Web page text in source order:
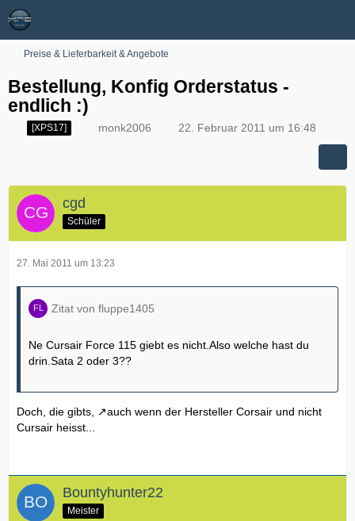
Preise & Lieferbarkeit & Angebote
Bestellung, Konfig Orderstatus -
endlich :)
[XPS17] monk2006 22. Februar 2011 um 16:48
cgd
Schüler
27. Mai 2011 um 13:23
Zitat von fluppe1405
Ne Cursair Force 115 giebt es nicht.Also welche hast du
drin.Sata 2 oder 3??
Doch, die gibts,
auch wenn der Hersteller Corsair und nicht
Cursair heisst...
Bountyhunter22
Meister